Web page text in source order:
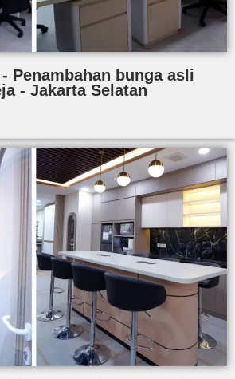
Penambahan bunga asli
- Jakarta Selatan